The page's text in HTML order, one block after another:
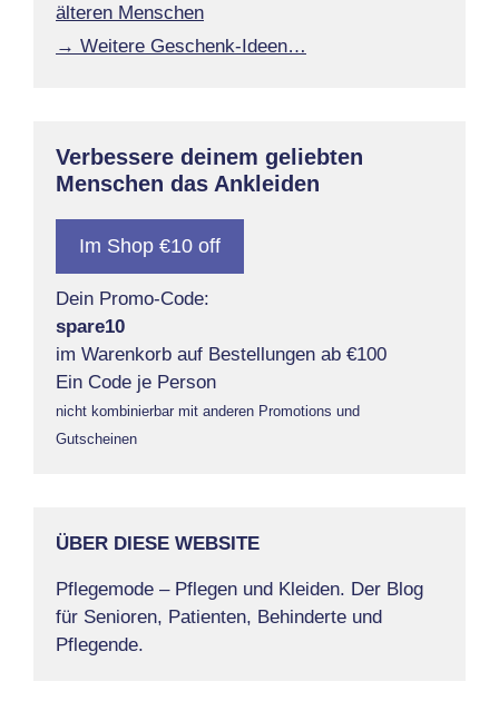
älteren Menschen
→ Weitere Geschenk-Ideen…
Verbessere deinem geliebten
Menschen das Ankleiden
Im Shop €10 off
Dein Promo-Code:
spare10
im Warenkorb auf Bestellungen ab €100
Ein Code je Person
nicht kombinierbar mit anderen Promotions und
Gutscheinen
ÜBER DIESE WEBSITE
Pflegemode – Pflegen und Kleiden. Der Blog
für Senioren, Patienten, Behinderte und
Pflegende.